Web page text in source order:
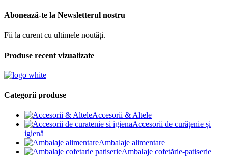
Abonează-te la Newsletterul nostru
Fii la curent cu ultimele noutăți.
Produse recent vizualizate
Categorii produse
Accesorii & Altele
Accesorii de curățenie și
igienă
Ambalaje alimentare
Ambalaje cofetărie-patiserie